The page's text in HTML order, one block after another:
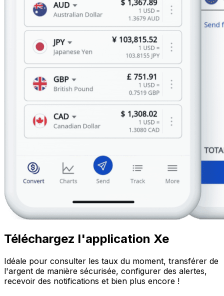
Téléchargez l'application Xe
Idéale pour consulter les taux du moment, transférer de
l'argent de manière sécurisée, configurer des alertes,
recevoir des notifications et bien plus encore !